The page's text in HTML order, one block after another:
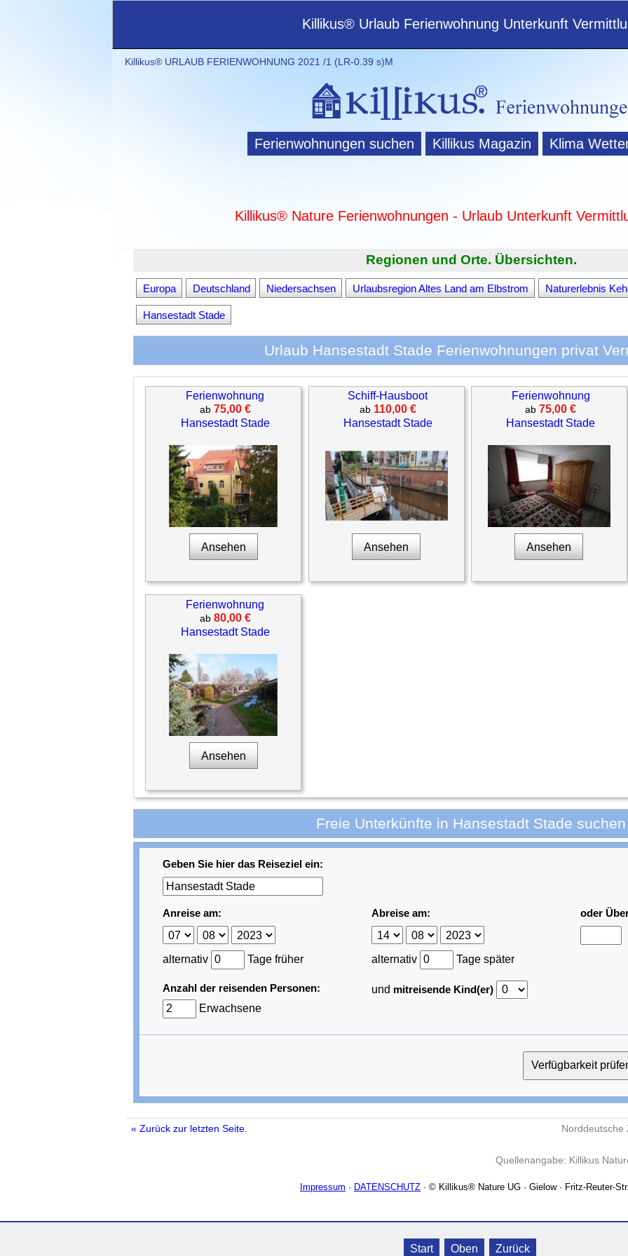
Killikus® Urlaub Ferienwohnung Unterkunft
Killikus® URLAUB FERIENWOHNUNG 2021 /1 (LR-0.39 s)M
Ferienwohnungen suchen Killikus Magazin Klima
Killikus® Nature Ferienwohnungen - Urlaub Unterkunft
Regionen und Orte. Übersichten.
Europa Deutschland Niedersachsen Urlaubsregion Altes Land am Elbstrom Naturerlebnis
Hansestadt Stade
Urlaub Hansestadt Stade Ferienwohnungen privat
Ferienwohnung
ab 75,00 €
Hansestadt Stade
Ansehen
Schiff-Hausboot
ab 110,00 €
Hansestadt Stade
Ansehen
Ferienwohnung
ab75,00 €
Hansestadt Stade
Ansehen
Ferienwohnung
ab 80,00 €
Hansestadt Stade
Ansehen
Freie Unterkünfte in Hansestadt Stade suchen
Geben Sie hier das Reiseziel ein:
Anreise am:
alternativ Tage früher
Abreise am:
alternativ Tage später
oder
Anzahl der reisenden Personen:
Erwachsene
und mitreisende Kind(er)
« Zurück zur letzten Seite.
Norddeutsche
Quellenangabe: Killikus
Impressum · DATENSCHUTZ · © Killikus® Nature UG · Gielow · Fritz-Reuter-
Start Oben Zurück